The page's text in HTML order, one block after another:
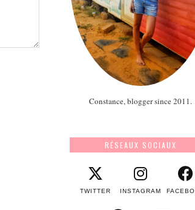
Constance, blogger since 2011.
RÉSEAUX SOCIAUX
TWITTER INSTAGRAM